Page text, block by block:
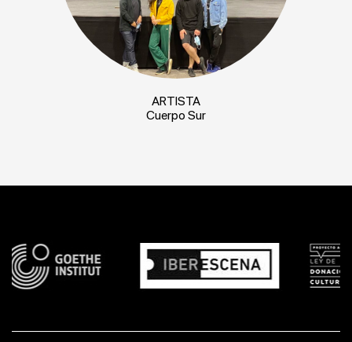
ARTISTA
Cuerpo Sur